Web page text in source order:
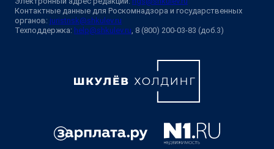
Контактные данные для Роскомнадзора и государственных
органов: juristnsk@shkulev.ru
Техподдержка: help@shkulev.ru , 8 (800) 200-03-83 (доб.3)